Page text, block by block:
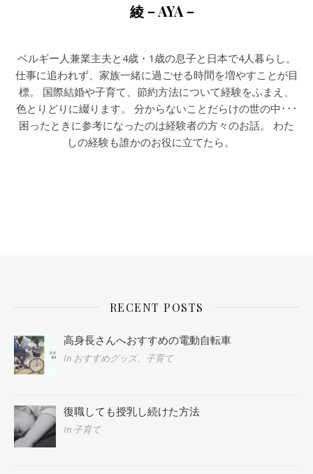
綾－AYA－
ベルギー人兼業主夫と4歳・1歳の息子と日本で4人暮らし。
仕事に追われず、家族一緒に過ごせる時間を増やすことが目
標。 国際結婚や子育て、節約方法について経験をふまえ、
色とりどりに綴ります。 分からないことだらけの世の中･･･
困ったときに参考になったのは経験者の方々のお話。 わた
しの経験も誰かのお役に立てたら。
RECENT POSTS
高身長さんへおすすめの電動自転車
In おすすめグッズ、子育て
復職しても授乳し続けた方法
In 子育て